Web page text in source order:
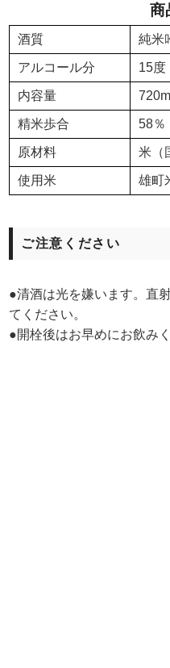
商
酒質 純米
アルコール分 15度
内容量 720ml
精米歩合 58％
原材料 米（
使用米 雄町
ご注意ください
●清酒は光を嫌います。直
てください。
●開栓後はお早めにお飲みく